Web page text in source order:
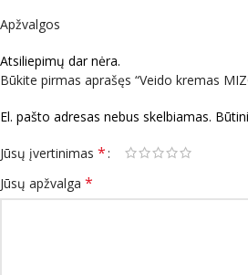
Apžvalgos
Atsiliepimų dar nėra.
Būkite pirmas aprašęs “Veido kremas
El. pašto adresas nebus skelbiamas.
Jūsų įvertinimas *
Jūsų apžvalga *